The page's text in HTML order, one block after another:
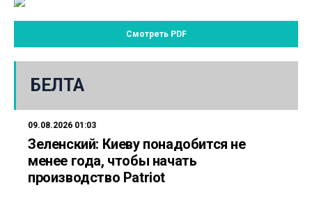
Смотреть PDF
БЕЛТА
09.08.2026 01:03
Зеленский: Киеву понадобится не
менее года, чтобы начать
производство Patriot